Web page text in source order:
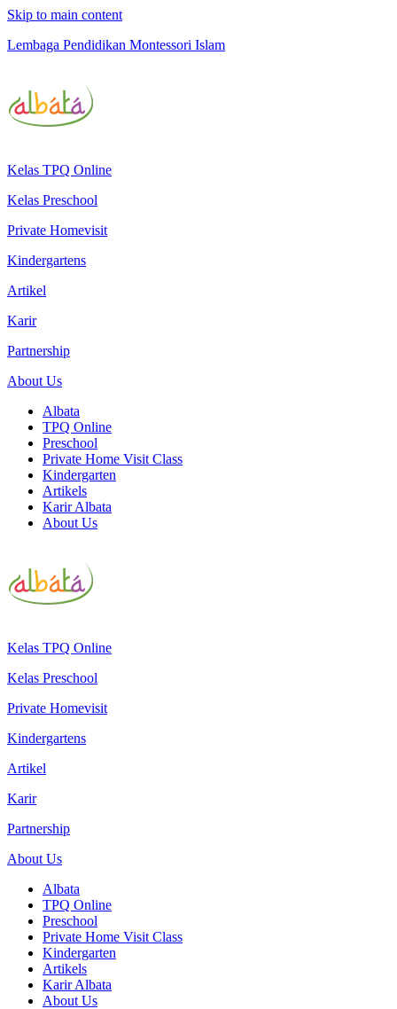
Skip to main content
Lembaga Pendidikan Montessori Islam
Kelas TPQ Online
Kelas Preschool
Private Homevisit
Kindergartens
Artikel
Karir
Partnership
About Us
Albata
TPQ Online
Preschool
Private Home Visit Class
Kindergarten
Artikels
Karir Albata
About Us
Kelas TPQ Online
Kelas Preschool
Private Homevisit
Kindergartens
Artikel
Karir
Partnership
About Us
Albata
TPQ Online
Preschool
Private Home Visit Class
Kindergarten
Artikels
Karir Albata
About Us